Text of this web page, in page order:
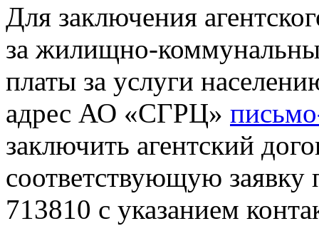
Для заключения
за жилищно-
платы за услуги
адрес АО «СГРЦ»
заключить агентский
соответствующую
713810 с указанием